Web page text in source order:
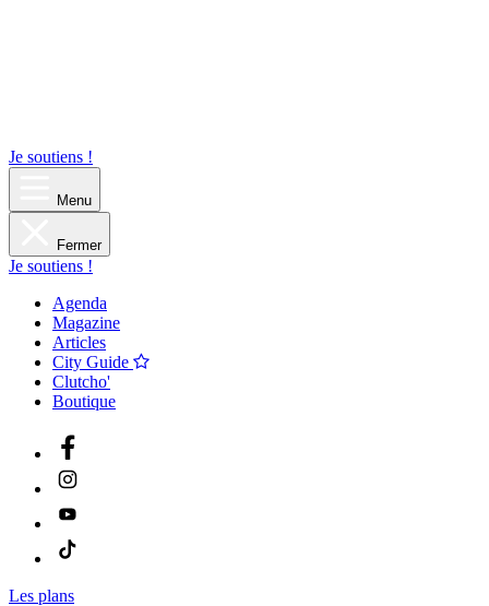
Je soutiens !
Menu
Fermer
Je soutiens !
Agenda
Magazine
Articles
City Guide
Clutcho'
Boutique
Les plans